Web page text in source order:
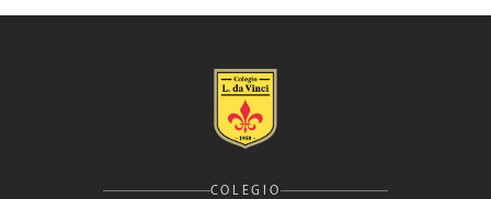
COLEGIO